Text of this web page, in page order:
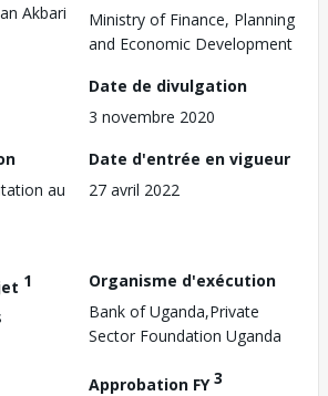
Akbari
Ministry of Finance, Planning
and Economic Development
Date de divulgation
3 novembre 2020
au
Date d'entrée en vigueur
27 avril 2022
1
Organisme d'exécution
Bank of Uganda,Private
Sector Foundation Uganda
Approbation FY3